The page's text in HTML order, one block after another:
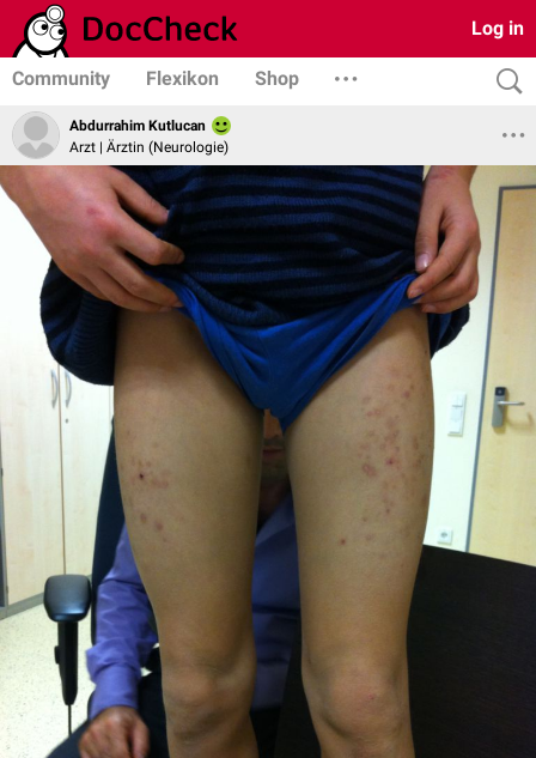
Log in
Community Flexikon Shop
Abdurrahim Kutlucan
Arzt | Ärztin (Neurologie)